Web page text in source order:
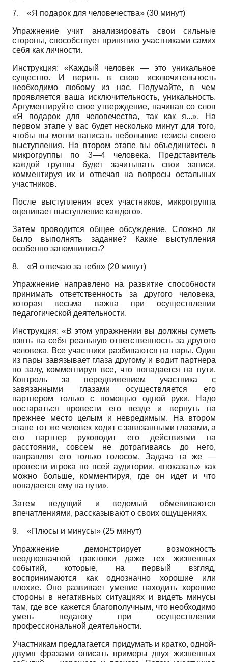
7. «Я подарок для человечества» (30 минут)
Упражнение учит анализировать свои сильные
стороны, способствует принятию участниками самих
себя как личности.
Инструкция: «Каждый человек — это уникальное
существо. И верить в свою исключительность
необходимо любому из нас. Подумайте, в чем
проявляется ваша исключительность, уникальность.
Аргументируйте свое утверждение, начиная со слов
«Я подарок для человечества, так как я...». На
первом этапе у вас будет несколько минут для того,
чтобы вы могли написать небольшие тезисы своего
выступления. На втором этапе вы объединитесь в
микрогруппы по 3—4 человека. Представитель
каждой группы будет зачитывать свои записи,
комментируя их и отвечая на вопросы остальных
участников.
После выступления всех участников, микрогруппа
оценивает выступление каждого».
Затем проводится общее обсуждение. Сложно ли
было выполнять задание? Какие выступления
особенно запомнились?
8. «Я отвечаю за тебя» (20 минут)
Упражнение направлено на развитие способности
принимать ответственность за другого человека,
которая весьма важна при осуществлении
педагогической деятельности.
Инструкция: «В этом упражнении вы должны суметь
взять на себя реальную ответственность за другого
человека. Все участники разбиваются на пары. Один
из пары завязывает глаза другому и водит партнера
по залу, комментируя все, что попадается на пути.
Контроль за передвижением участника с
завязанными глазами осуществляется его
партнером только с помощью одной руки. Надо
постараться провести его везде и вернуть на
прежнее место целым и невредимым. На втором
этапе тот же человек ходит с завязанными глазами, а
его партнер руководит его действиями на
расстоянии, совсем не дотрагиваясь до него,
направляя его только голосом, Задача та же —
провести игрока по всей аудитории, «показать» как
можно больше, комментируя, где он идет и что
попадается ему на пути».
Затем ведущий и ведомый обмениваются
впечатлениями, рассказывают о своих ощущениях.
9. «Плюсы и минусы» (25 минут)
Упражнение демонстрирует возможность
неоднозначной трактовки даже тех жизненных
событий, которые, на первый взгляд,
воспринимаются как однозначно хорошие или
плохие. Оно развивает умение находить хорошие
стороны в негативных ситуациях и видеть минусы
там, где все кажется благополучным, что необходимо
уметь педагогу при осуществлении
профессиональной деятельности.
Участникам предлагается придумать и кратко, одной-
двумя фразами описать примеры двух жизненных